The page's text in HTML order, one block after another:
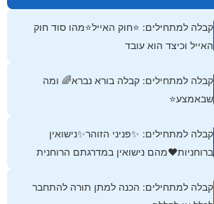
קבלה למתחילים: ⭐חוק האייל⭐מהו סוד חוק
האייל וכיצד הוא עובד
קבלה למתחילים: קבלה בורא נברא🌈 ומה
שבאמצע⭐
קבלה למתחילים: ✨פניני הזוהר✨נישואין
ברוחניות❤מהם נישואין במדרגתם הרוחנית
קבלה למתחילים: הכנה למתן תורה להתחבר